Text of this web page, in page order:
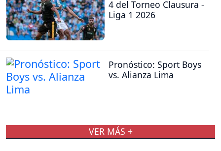
4 del Torneo Clausura -
Liga 1 2026
Pronóstico: Sport Boys
vs. Alianza Lima
VER MÁS +